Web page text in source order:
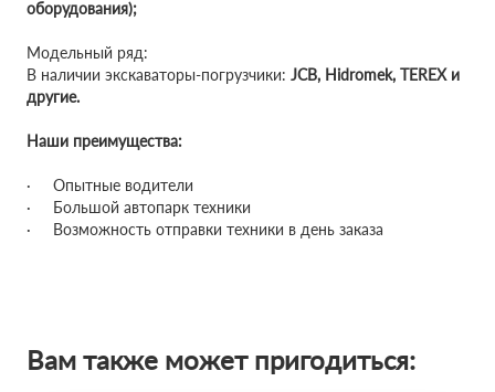
оборудования);
Модельный ряд:
В наличии экскаваторы-погрузчики: JCB, Hidromek, TEREX и
другие.
Наши преимущества:
· Опытные водители
· Большой автопарк техники
· Возможность отправки техники в день заказа
Вам также может пригодиться: